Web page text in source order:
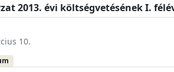
2013. évi költségvetésének I.
10.